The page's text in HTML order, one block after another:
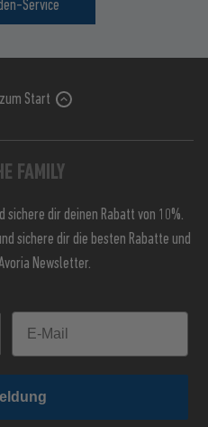
Service
Start
FAMILY
sichere dir deinen Rabatt von 10%.
sichere dir die besten Rabatte und
Newsletter.